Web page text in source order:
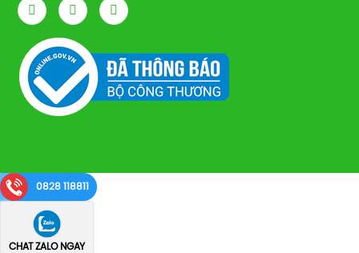
0828 118811
CHAT ZALO NGAY